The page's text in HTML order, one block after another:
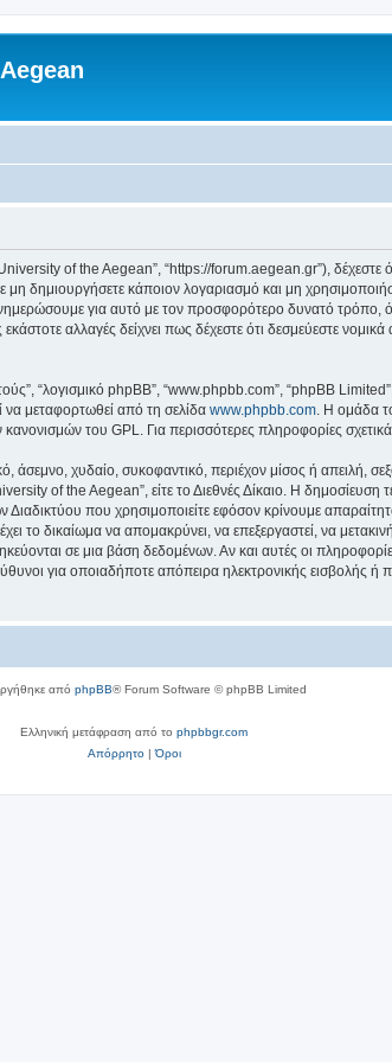
of the Aegean”, “https://forum.aegean.gr”),
δημιουργήσετε κάποιον λογαριασμό και μη
για αυτό με τον προσφορότερο δυνατό τρόπο,
αλλαγές δείχνει πως δέχεστε ότι δεσμεύεστε
“λογισμικό phpBB”, “www.phpbb.com”, “phpBB
να μεταφορτωθεί από τη σελίδα www.phpbb.com. Η ομάδα
του GPL. Για περισσότερες πληροφορίες
άσεμνο, χυδαίο, συκοφαντικό, περιέχον μίσος ή απειλή,
of the Aegean”, είτε το Διεθνές Δίκαιο. Η δημοσίευση
που χρησιμοποιείτε εφόσον κρίνουμε
δικαίωμα να απομακρύνει, να επεξεργαστεί, να
σε μια βάση δεδομένων. Αν και αυτές οι
για οποιαδήποτε απόπειρα ηλεκτρονικής εισβολής ή
από phpBB® Forum Software © phpBB Limited
Ελληνική μετάφραση από το phpbbgr.com
Απόρρητο|Όροι